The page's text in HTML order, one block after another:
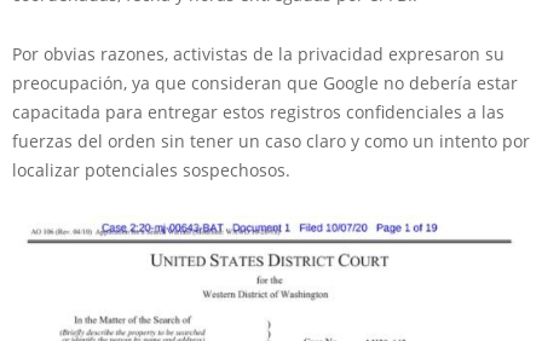
Por obvias razones, activistas de la privacidad expresaron su
preocupación, ya que consideran que Google no debería estar
capacitada para entregar estos registros confidenciales a las
fuerzas del orden sin tener un caso claro y como un intento por
localizar potenciales sospechosos.